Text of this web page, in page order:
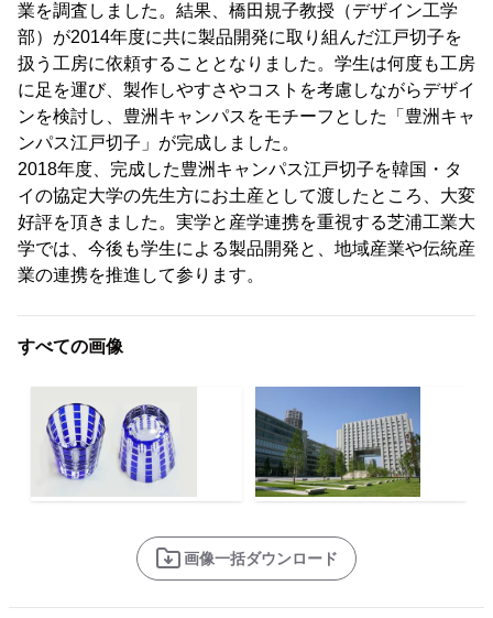
業を調査しました。結果、橋田規子教授（デザイン工学
部）が2014年度に共に製品開発に取り組んだ江戸切子を
扱う工房に依頼することとなりました。学生は何度も工房
に足を運び、製作しやすさやコストを考慮しながらデザイ
ンを検討し、豊洲キャンパスをモチーフとした「豊洲キャ
ンパス江戸切子」が完成しました。
2018年度、完成した豊洲キャンパス江戸切子を韓国・タ
イの協定大学の先生方にお土産として渡したところ、大変
好評を頂きました。実学と産学連携を重視する芝浦工業大
学では、今後も学生による製品開発と、地域産業や伝統産
業の連携を推進して参ります。
すべての画像
画像一括ダウンロード